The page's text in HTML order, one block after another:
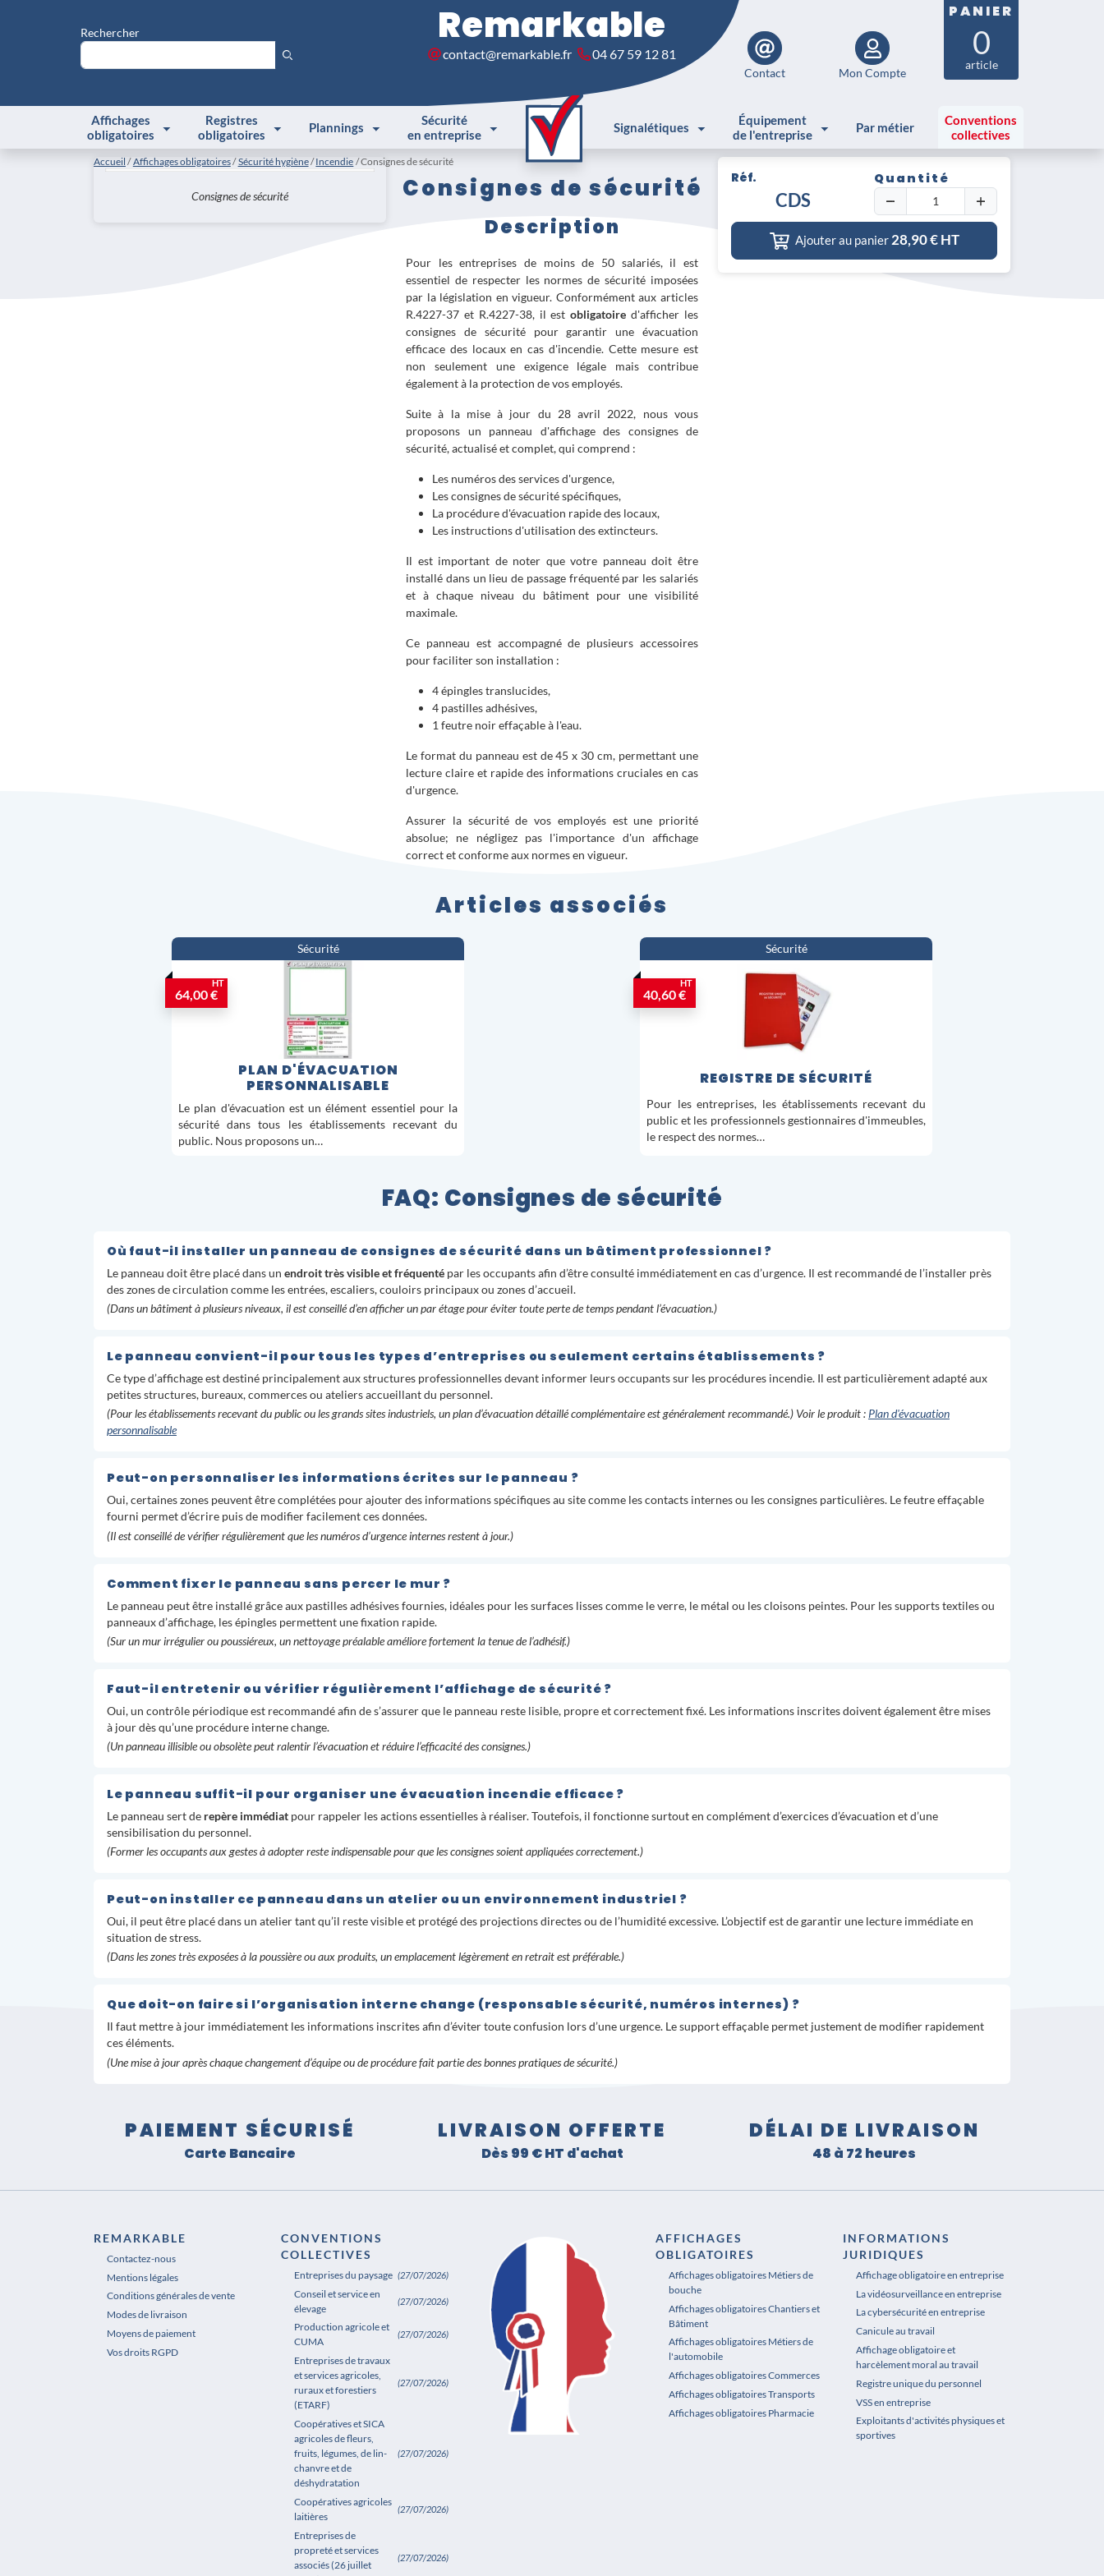
Rechercher Remarkable
contact@remarkable.fr 04 67 59 12 81
Contact Mon Compte
PANIER
0
article
Affichages
obligatoires
Registres
obligatoires
Plannings
Sécurité
en entreprise
Signalétiques
Équipement
de l'entreprise
Par métier
Conventions
collectives
Accueil Affichages obligatoires Sécurité hygiène Incendie Consignes de sécurité
Consignes de sécurité
Consignes de sécurité
Description
Pour les entreprises de moins de 50 salariés, il est
essentiel de respecter les normes de sécurité imposées
par la législation en vigueur. Conformément aux articles
R.4227-37 et R.4227-38, il estobligatoire d'afficher les
consignes de sécurité pour garantir une évacuation
efficace des locaux en cas d'incendie. Cette mesure est
non seulement une exigence légale mais contribue
également à la protection de vos employés.
Suite à la mise à jour du 28 avril 2022, nous vous
proposons un panneau d'affichage des consignes de
sécurité, actualisé et complet, qui comprend :
Les numéros des services d'urgence,
Les consignes de sécurité spécifiques,
La procédure d'évacuation rapide des locaux,
Les instructions d'utilisation des extincteurs.
Il est important de noter que votre panneau doit être
installé dans un lieu de passage fréquenté par les salariés
et à chaque niveau du bâtiment pour une visibilité
maximale.
Ce panneau est accompagné de plusieurs accessoires
pour faciliter son installation :
4 épingles translucides,
4 pastilles adhésives,
1 feutre noir effaçable à l'eau.
Le format du panneau est de 45 x 30 cm, permettant une
lecture claire et rapide des informations cruciales en cas
d'urgence.
Assurer la sécurité de vos employés est une priorité
absolue; ne négligez pas l'importance d'un affichage
correct et conforme aux normes en vigueur.
Réf.
CDS
Quantité
Ajouter au panier 28,90€ HT
Articles associés
Sécurité
64,00 €
HT
PLAN D'ÉVACUATION
PERSONNALISABLE
Le plan d'évacuation est un élément essentiel pour la
sécurité dans tous les établissements recevant du
public. Nous proposons un…
Sécurité
40,60 €
HT
REGISTRE DE SÉCURITÉ
Pour les entreprises, les établissements recevant du
public et les professionnels gestionnaires d'immeubles,
le respect des normes…
FAQ: Consignes de sécurité
Où faut-il installer un panneau de consignes de sécurité dans un bâtiment professionnel ?
Le panneau doit être placé dans un endroit très visible et fréquenté par les occupants afin d’être consulté immédiatement en cas d’urgence. Il est recommandé de l’installer près
des zones de circulation comme les entrées, escaliers, couloirs principaux ou zones d’accueil.
(Dans un bâtiment à plusieurs niveaux, il est conseillé d’en afficher un par étage pour éviter toute perte de temps pendant l’évacuation.)
Le panneau convient-il pour tous les types d’entreprises ou seulement certains établissements ?
Ce type d’affichage est destiné principalement aux structures professionnelles devant informer leurs occupants sur les procédures incendie. Il est particulièrement adapté aux
petites structures, bureaux, commerces ou ateliers accueillant du personnel.
(Pour les établissements recevant du public ou les grands sites industriels, un plan d’évacuation détaillé complémentaire est généralement recommandé.) Voir le produit :Plan d'évacuation
personnalisable
Peut-on personnaliser les informations écrites sur le panneau ?
Oui, certaines zones peuvent être complétées pour ajouter des informations spécifiques au site comme les contacts internes ou les consignes particulières. Le feutre effaçable
fourni permet d’écrire puis de modifier facilement ces données.
(Il est conseillé de vérifier régulièrement que les numéros d’urgence internes restent à jour.)
Comment fixer le panneau sans percer le mur ?
Le panneau peut être installé grâce aux pastilles adhésives fournies, idéales pour les surfaces lisses comme le verre, le métal ou les cloisons peintes. Pour les supports textiles ou
panneaux d’affichage, les épingles permettent une fixation rapide.
(Sur un mur irrégulier ou poussiéreux, un nettoyage préalable améliore fortement la tenue de l’adhésif.)
Faut-il entretenir ou vérifier régulièrement l’affichage de sécurité ?
Oui, un contrôle périodique est recommandé afin de s’assurer que le panneau reste lisible, propre et correctement fixé. Les informations inscrites doivent également être mises
à jour dès qu’une procédure interne change.
(Un panneau illisible ou obsolète peut ralentir l’évacuation et réduire l’efficacité des consignes.)
Le panneau suffit-il pour organiser une évacuation incendie efficace ?
Le panneau sert de repère immédiat pour rappeler les actions essentielles à réaliser. Toutefois, il fonctionne surtout en complément d’exercices d’évacuation et d’une
sensibilisation du personnel.
(Former les occupants aux gestes à adopter reste indispensable pour que les consignes soient appliquées correctement.)
Peut-on installer ce panneau dans un atelier ou un environnement industriel ?
Oui, il peut être placé dans un atelier tant qu’il reste visible et protégé des projections directes ou de l’humidité excessive. L’objectif est de garantir une lecture immédiate en
situation de stress.
(Dans les zones très exposées à la poussière ou aux produits, un emplacement légèrement en retrait est préférable.)
Que doit-on faire si l’organisation interne change (responsable sécurité, numéros internes) ?
Il faut mettre à jour immédiatement les informations inscrites afin d’éviter toute confusion lors d’une urgence. Le support effaçable permet justement de modifier rapidement
ces éléments.
(Une mise à jour après chaque changement d’équipe ou de procédure fait partie des bonnes pratiques de sécurité.)
PAIEMENT SÉCURISÉ
Carte Bancaire
LIVRAISON OFFERTE
Dès 99 € HT d'achat
DÉLAI DE LIVRAISON
48 à 72 heures
REMARKABLE
Contactez-nous
Mentions légales
Conditions générales de vente
Modes de livraison
Moyens de paiement
Vos droits RGPD
CONVENTIONS
COLLECTIVES
Entreprises du paysage (27/07/2026)
Conseil et service en
élevage
(27/07/2026)
Production agricole et
CUMA
(27/07/2026)
Entreprises de travaux
et services agricoles,
ruraux et forestiers
(ETARF)
(27/07/2026)
Coopératives et SICA
agricoles de fleurs,
fruits, légumes, de lin-
chanvre et de
déshydratation
(27/07/2026)
Coopératives agricoles
laitières
(27/07/2026)
Entreprises de
propreté et services
associés (26 juillet
(27/07/2026)
AFFICHAGES
OBLIGATOIRES
Affichages obligatoires Métiers de
bouche
Affichages obligatoires Chantiers et
Bâtiment
Affichages obligatoires Métiers de
l'automobile
Affichages obligatoires Commerces
Affichages obligatoires Transports
Affichages obligatoires Pharmacie
INFORMATIONS
JURIDIQUES
Affichage obligatoire en entreprise
La vidéosurveillance en entreprise
La cybersécurité en entreprise
Canicule au travail
Affichage obligatoire et
harcèlement moral au travail
Registre unique du personnel
VSS en entreprise
Exploitants d'activités physiques et
sportives